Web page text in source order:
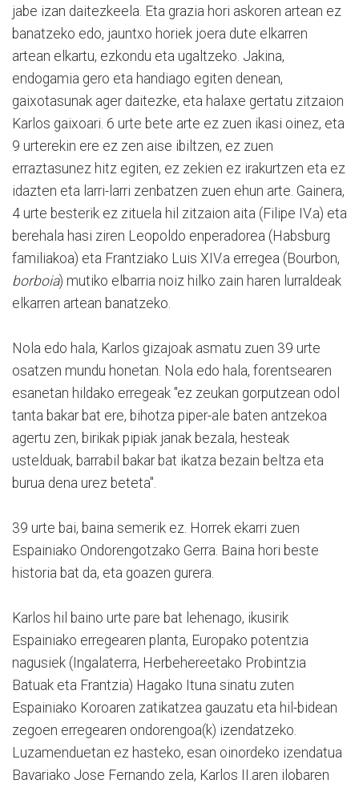
jabe izan daitezkeela. Eta grazia hori askoren artean ez
banatzeko edo, jauntxo horiek joera dute elkarren
artean elkartu, ezkondu eta ugaltzeko. Jakina,
endogamia gero eta handiago egiten denean,
gaixotasunak ager daitezke, eta halaxe gertatu zitzaion
Karlos gaixoari. 6 urte bete arte ez zuen ikasi oinez, eta
9 urterekin ere ez zen aise ibiltzen, ez zuen
erraztasunez hitz egiten, ez zekien ez irakurtzen eta ez
idazten eta larri-larri zenbatzen zuen ehun arte. Gainera,
4 urte besterik ez zituela hil zitzaion aita (Filipe IV.a) eta
berehala hasi ziren Leopoldo enperadorea (Habsburg
familiakoa) eta Frantziako Luis XIV.a erregea (Bourbon,
borboia) mutiko elbarria noiz hilko zain haren lurraldeak
elkarren artean banatzeko.
Nola edo hala, Karlos gizajoak asmatu zuen 39 urte
osatzen mundu honetan. Nola edo hala, forentsearen
esanetan hildako erregeak "ez zeukan gorputzean odol
tanta bakar bat ere, bihotza piper-ale baten antzekoa
agertu zen, birikak pipiak janak bezala, hesteak
ustelduak, barrabil bakar bat ikatza bezain beltza eta
burua dena urez beteta".
39 urte bai, baina semerik ez. Horrek ekarri zuen
Espainiako Ondorengotzako Gerra. Baina hori beste
historia bat da, eta goazen gurera.
Karlos hil baino urte pare bat lehenago, ikusirik
Espainiako erregearen planta, Europako potentzia
nagusiek (Ingalaterra, Herbehereetako Probintzia
Batuak eta Frantzia) Hagako Ituna sinatu zuten
Espainiako Koroaren zatikatzea gauzatu eta hil-bidean
zegoen erregearen ondorengoa(k) izendatzeko.
Luzamenduetan ez hasteko, esan oinordeko izendatua
Bavariako Jose Fernando zela, Karlos II.aren ilobaren